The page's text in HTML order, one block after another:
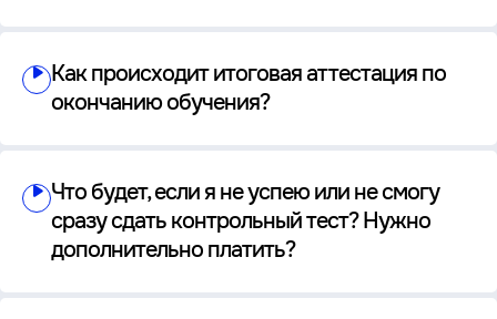
Как происходит итоговая аттестация по
окончанию обучения?
Что будет, если я не успею или не смогу
сразу сдать контрольный тест? Нужно
дополнительно платить?